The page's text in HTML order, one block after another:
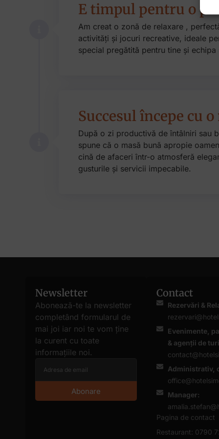
E timpul pentru o
Am creat o zonă de relaxare ,
activități și jocuri recreative, ideale
special pregătită pentru tine și
Succesul începe cu
După o zi productivă de întâlniri sau
spune că o masă bună apropie
cină de afaceri într-o atmosferă
gusturile și servicii impecabile.
Newsletter
Abonează-te la newsletter
completând formularul de
mai joi iar noi te vom ține
la curent cu toate
informațiile noi.
Abonare
Contact
Rezervări &
Evenimente,
& agenții de
Administrativ,
Manager:
Pagina de contact
Restaurant: 0790